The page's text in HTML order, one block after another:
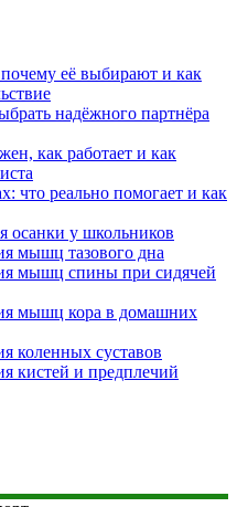
её выбирают и как
надёжного партнёра
как работает и как
что реально помогает и как
осанки у школьников
мышц тазового дна
мышц спины при сидячей
мышц кора в домашних
коленных суставов
кистей и предплечий